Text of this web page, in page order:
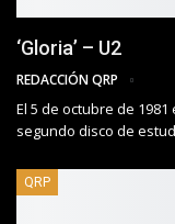
‘Gloria’ – U2
REDACCIÓN QRP
El 5 de octubre de
segundo disco de
QRP